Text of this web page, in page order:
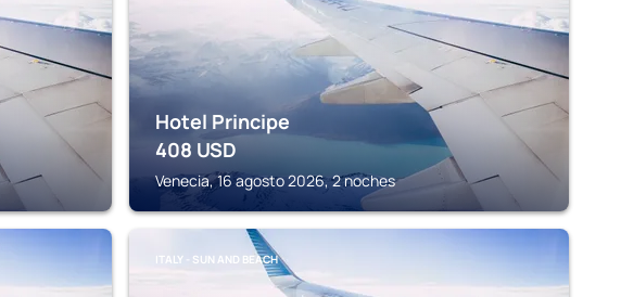
Hotel Principe
408 USD
Venecia, 16 agosto 2026, 2 noches
ITALY - SUN AND BEACH